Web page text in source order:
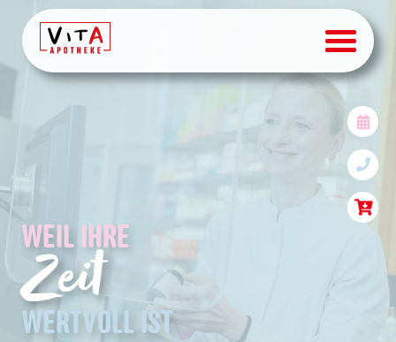
Privatpatienten Apotheke
WEIL IHRE
Zeit
WERTVOLL IST